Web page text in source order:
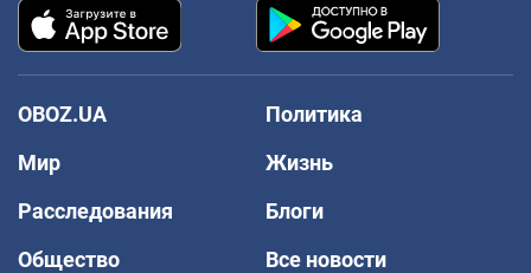
OBOZ.UA
Политика
Мир
Жизнь
Расследования
Блоги
Общество
Все новости